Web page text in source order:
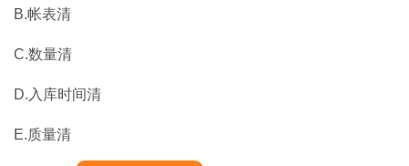
B.帐表清
C.数量清
D.入库时间清
E.质量清